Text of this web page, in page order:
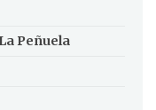
Peñuela